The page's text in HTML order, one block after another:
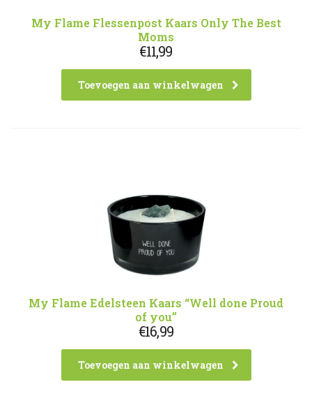
My Flame Flessenpost Kaars Only The Best
Moms
€11,99
Toevoegen aan winkelwagen
My Flame Edelsteen Kaars “Well done Proud
of you”
€16,99
Toevoegen aan winkelwagen